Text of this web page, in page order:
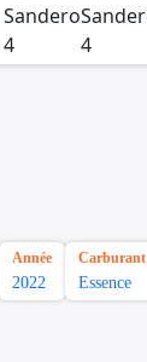
Année
2022
Carburant
Essence